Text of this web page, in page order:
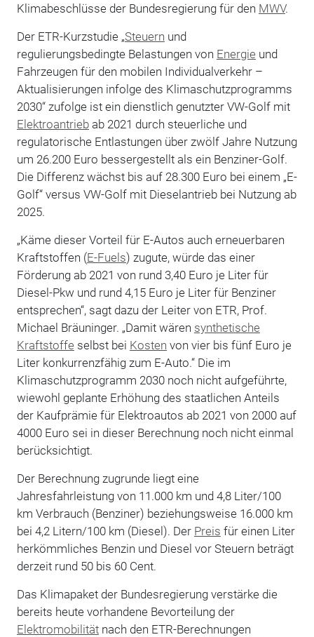
Klimabeschlüsse der Bundesregierung für den MWV.
Der ETR-Kurzstudie „Steuern und
regulierungsbedingte Belastungen von Energie und
Fahrzeugen für den mobilen Individualverkehr –
Aktualisierungen infolge des Klimaschutzprogramms
2030“ zufolge ist ein dienstlich genutzter VW-Golf mit
Elektroantriebab 2021 durch steuerliche und
regulatorische Entlastungen über zwölf Jahre Nutzung
um 26.200 Euro bessergestellt als ein Benziner-Golf.
Die Differenz wächst bis auf 28.300 Euro bei einem „E-
Golf“ versus VW-Golf mit Dieselantrieb bei Nutzung ab
2025.
„Käme dieser Vorteil für E-Autos auch erneuerbaren
Kraftstoffen (E-Fuels) zugute, würde das einer
Förderung ab 2021 von rund 3,40 Euro je Liter für
Diesel-Pkw und rund 4,15 Euro je Liter für Benziner
entsprechen“, sagt dazu der Leiter von ETR, Prof.
Michael Bräuninger. „Damit wären synthetische
Kraftstoffe selbst bei Kosten von vier bis fünf Euro je
Liter konkurrenzfähig zum E-Auto.“ Die im
Klimaschutzprogramm 2030 noch nicht aufgeführte,
wiewohl geplante Erhöhung des staatlichen Anteils
der Kaufprämie für Elektroautos ab 2021 von 2000 auf
4000 Euro sei in dieser Berechnung noch nicht einmal
berücksichtigt.
Der Berechnung zugrunde liegt eine
Jahresfahrleistung von 11.000 km und 4,8 Liter/100
km Verbrauch (Benziner) beziehungsweise 16.000 km
bei 4,2 Litern/100 km (Diesel). Der Preis für einen Liter
herkömmliches Benzin und Diesel vor Steuern beträgt
derzeit rund 50 bis 60 Cent.
Das Klimapaket der Bundesregierung verstärke die
bereits heute vorhandene Bevorteilung der
Elektromobilitätnach den ETR-Berechnungen